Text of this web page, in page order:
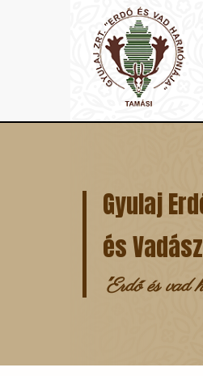
Gyulaj
és
"Erdő és vad